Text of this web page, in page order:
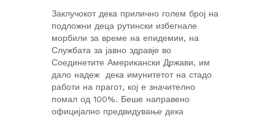
Заклучокот дека прилично голем број на
подложни деца рутински избегнале
морбили за време на епидемии, на
Службата за јавно здравје во
Соединетите Американски Држави, им
дало надеж дека имунитетот на стадо
работи на прагот, кој е значително
помал од 100%. Беше направено
официјално предвидување дека